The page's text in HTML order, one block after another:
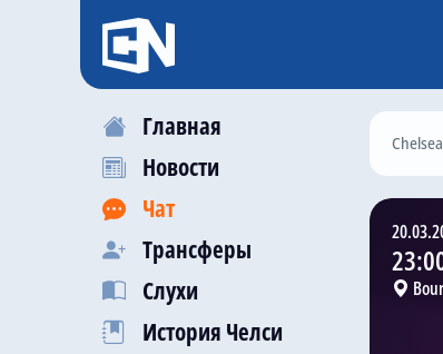
Главная
Новости
Чат
Трансферы
Слухи
История Челси